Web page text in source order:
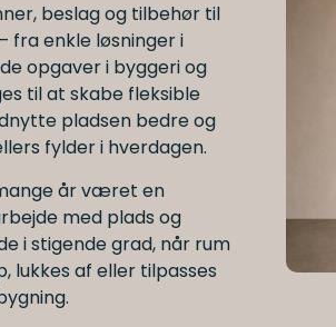
beslag og tilbehør til
fra enkle løsninger i
opgaver i byggeri og
til at skabe fleksible
pladsen bedre og
fylder i hverdagen.
år været en
med plads og
i stigende grad, når rum
lukkes af eller tilpasses